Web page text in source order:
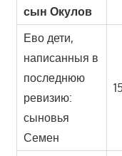
сын Окулов
Ево дети,
написанныя в
последнюю
ревизию:
сыновья
Семен